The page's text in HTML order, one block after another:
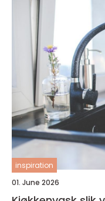
inspiration
01. June 2026